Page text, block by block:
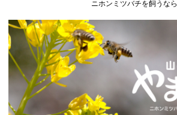
ニホンミツバチを飼うなら